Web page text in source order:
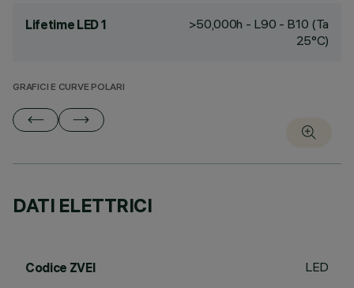
Lifetime LED 1
>50,000h - L90 - B10 (Ta
25°C)
GRAFICI E CURVE POLARI
DATI ELETTRICI
Codice ZVEI LED